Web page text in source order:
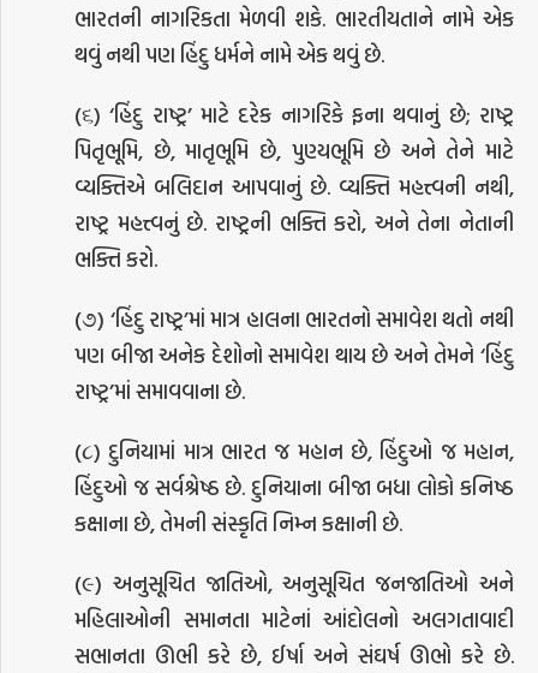
ભારતની નાગરિકતા મેળવી શકે. ભારતીયતાને નામે એક
થવું નથી પણ હિંદુ ધર્મને નામે એક થવું છે.
(૬) ‘હિંદુ રાષ્ટ્ર’ માટે દરેક નાગરિકે ફના થવાનું છે; રાષ્ટ્ર
પિતૃભૂમિ, છે, માતૃભૂમિ છે, પુણ્યભૂમિ છે અને તેને માટે
વ્યક્તિએ બલિદાન આપવાનું છે. વ્યક્તિ મહત્ત્વની નથી,
રાષ્ટ્ર મહત્ત્વનું છે. રાષ્ટ્રની ભક્તિ કરો, અને તેના નેતાની
ભક્તિ કરો.
(૭) ‘હિંદુ રાષ્ટ્ર’માં માત્ર હાલના ભારતનો સમાવેશ થતો નથી
પણ બીજા અનેક દેશોનો સમાવેશ થાય છે અને તેમને ‘હિંદુ
રાષ્ટ્ર’માં સમાવવાના છે.
(૮) દુનિયામાં માત્ર ભારત જ મહાન છે, હિંદુઓ જ મહાન,
હિંદુઓ જ સર્વશ્રેષ્ઠ છે. દુનિયાના બીજા બધા લોકો કનિષ્ઠ
કક્ષાના છે, તેમની સંસ્કૃતિ નિમ્ન કક્ષાની છે.
(૯) અનુસૂચિત જાતિઓ, અનુસૂચિત જનજાતિઓ અને
મહિલાઓની સમાનતા માટેનાં આંદોલનો અલગતાવાદી
સભાનતા ઊભી કરે છે, ઈર્ષા અને સંઘર્ષ ઊભો કરે છે.